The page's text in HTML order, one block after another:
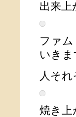
出来
ファ
いきま
人そ
焼き上